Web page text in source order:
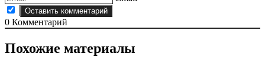
0 Комментарий
Похожие материалы